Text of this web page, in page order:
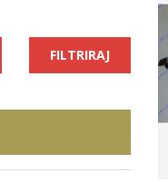
FILTRIRAJ